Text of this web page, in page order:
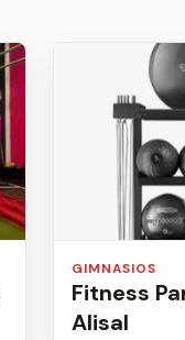
GIMNASIOS
Fitness
Alisal